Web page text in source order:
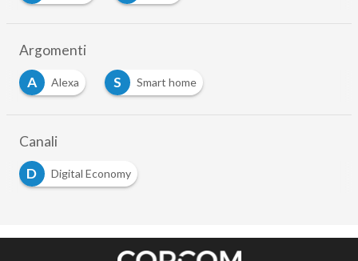
Argomenti
A
Alexa S Smart home
Canali
D
Digital Economy